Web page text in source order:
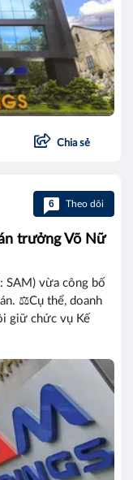
Chia sẻ
6 Theo dõi
trưởng Võ Nữ
SAM) vừa công bố
⚖️Cụ thể, doanh
giữ chức vụ Kế